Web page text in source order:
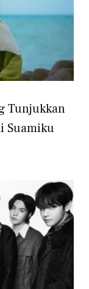
Tunjukkan
Suamiku